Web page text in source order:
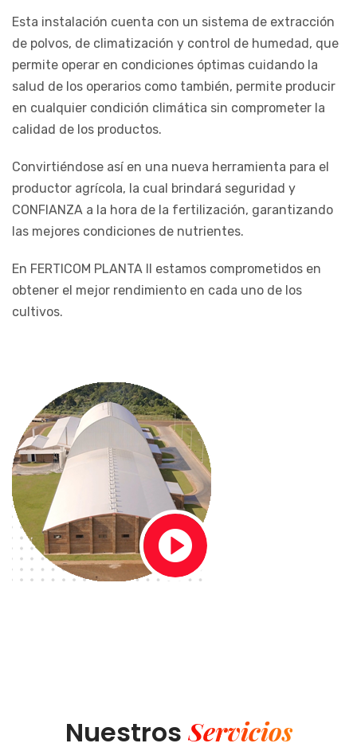
Esta instalación cuenta con un sistema de extracción
de polvos, de climatización y control de humedad, que
permite operar en condiciones óptimas cuidando la
salud de los operarios como también, permite producir
en cualquier condición climática sin comprometer la
calidad de los productos.
Convirtiéndose así en una nueva herramienta para el
productor agrícola, la cual brindará seguridad y
CONFIANZA a la hora de la fertilización, garantizando
las mejores condiciones de nutrientes.
En FERTICOM PLANTA II estamos comprometidos en
obtener el mejor rendimiento en cada uno de los
cultivos.
Nuestros Servicios